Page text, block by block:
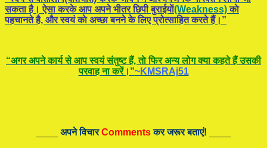
सकता है। ऐसा करके आप अपने भीतर छिपी बुराईयाें(Weakness)काे
पहचानते है, और स्वयं काे अच्छा बनने के लिए प्रोत्साहित करते हैं।”
“अगर अपने कार्य से आप स्वयं संतुष्ट हैं, ताे फिर अन्य लोग क्या कहते हैं उसकी
परवाह ना करें।”~KMSRAj51
अपने विचारCommentsकर जरूर बताएं!